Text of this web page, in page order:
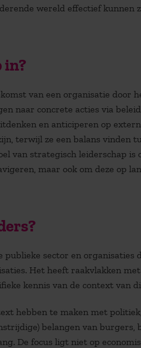
wereld effectief kunnen
in?
van een organisatie door
naar concrete acties via
en anticiperen op
terwijl ze een balans vinden
van strategisch leiderschap is
maar ook om deze op
sector en organisaties
Het heeft raakvlakken
kennis van de context van
hebben te maken met
belangen van burgers,
De focus ligt niet op